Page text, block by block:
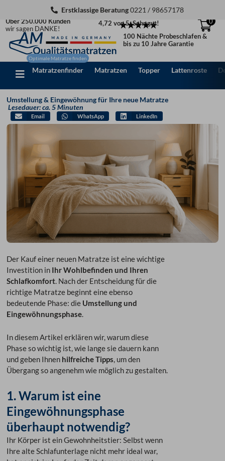
springen
Erstklassige Beratung0221 / 98657178
Über 250.000 Kunden
wir sagen DANKE!
4,72 von 5: Sehr gut!
0
100 Nächte Probeschlafen &
bis zu 10 Jahre Garantie
Matratzenfinder Matratzen Topper Lattenroste
Umstellung & Eingewöhnung für Ihre neue Matratze
Lesedauer: ca. 5 Minuten
Email WhatsApp LinkedIn
Der Kauf einer neuen Matratze ist eine wichtige
Investition in Ihr Wohlbefinden und Ihren
Schlafkomfort. Nach der Entscheidung für die
richtige Matratze beginnt eine ebenso
bedeutende Phase: die Umstellung und
Eingewöhnungsphase.
In diesem Artikel erklären wir, warum diese
Phase so wichtig ist, wie lange sie dauern kann
und geben Ihnen hilfreiche Tipps, um den
Übergang so angenehm wie möglich zu gestalten.
1. Warum ist eine
Eingewöhnungsphase
überhaupt notwendig?
Ihr Körper ist ein Gewohnheitstier: Selbst wenn
Ihre alte Schlafunterlage nicht mehr ideal war,